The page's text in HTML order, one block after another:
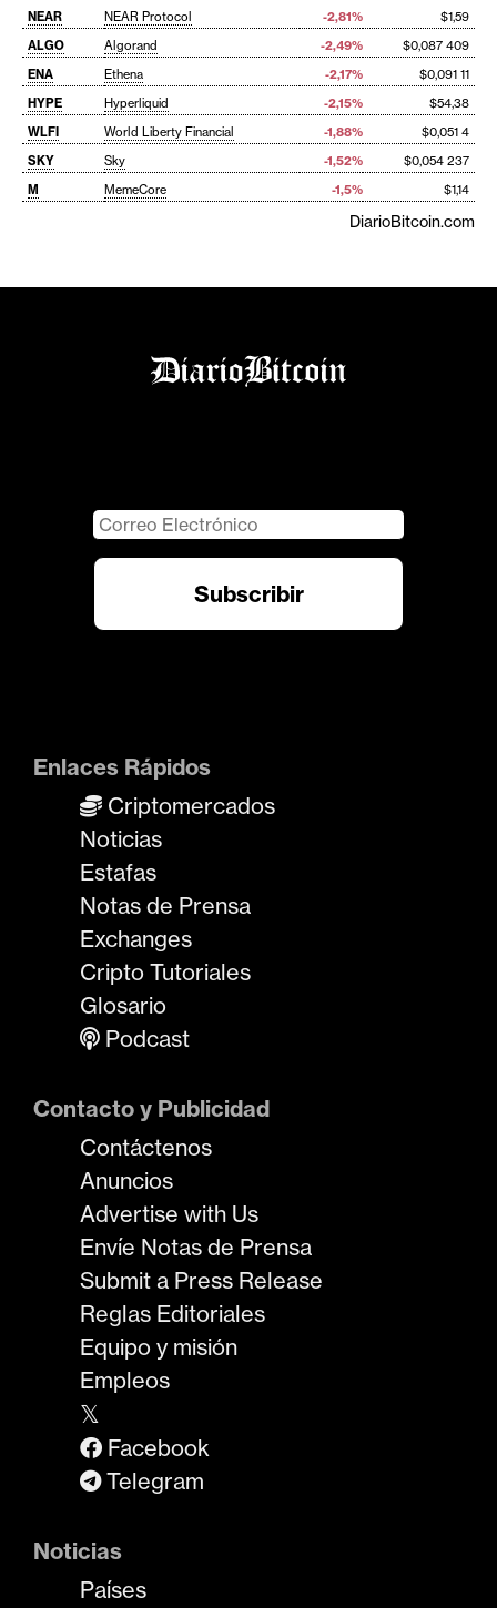
NEAR NEAR Protocol -2,81%
$1,59
ALGO
Algorand -2,49%
$0,087 409
ENA
Ethena -2,17%
$0,091 11
HYPE
Hyperliquid -2,15%
$54,38
WLFI
World Liberty Financial -1,88%
$0,051 4
SKY
Sky -1,52%
$0,054 237
M
MemeCore -1,5% $1,14
DiarioBitcoin.com
Enlaces Rápidos
Criptomercados
Noticias
Estafas
Notas de Prensa
Exchanges
Cripto Tutoriales
Glosario
Podcast
Contacto y Publicidad
Contáctenos
Anuncios
Advertise with Us
Envíe Notas de Prensa
Submit a Press Release
Reglas Editoriales
Equipo y misión
Empleos
𝕏
Facebook
Telegram
Noticias
Países